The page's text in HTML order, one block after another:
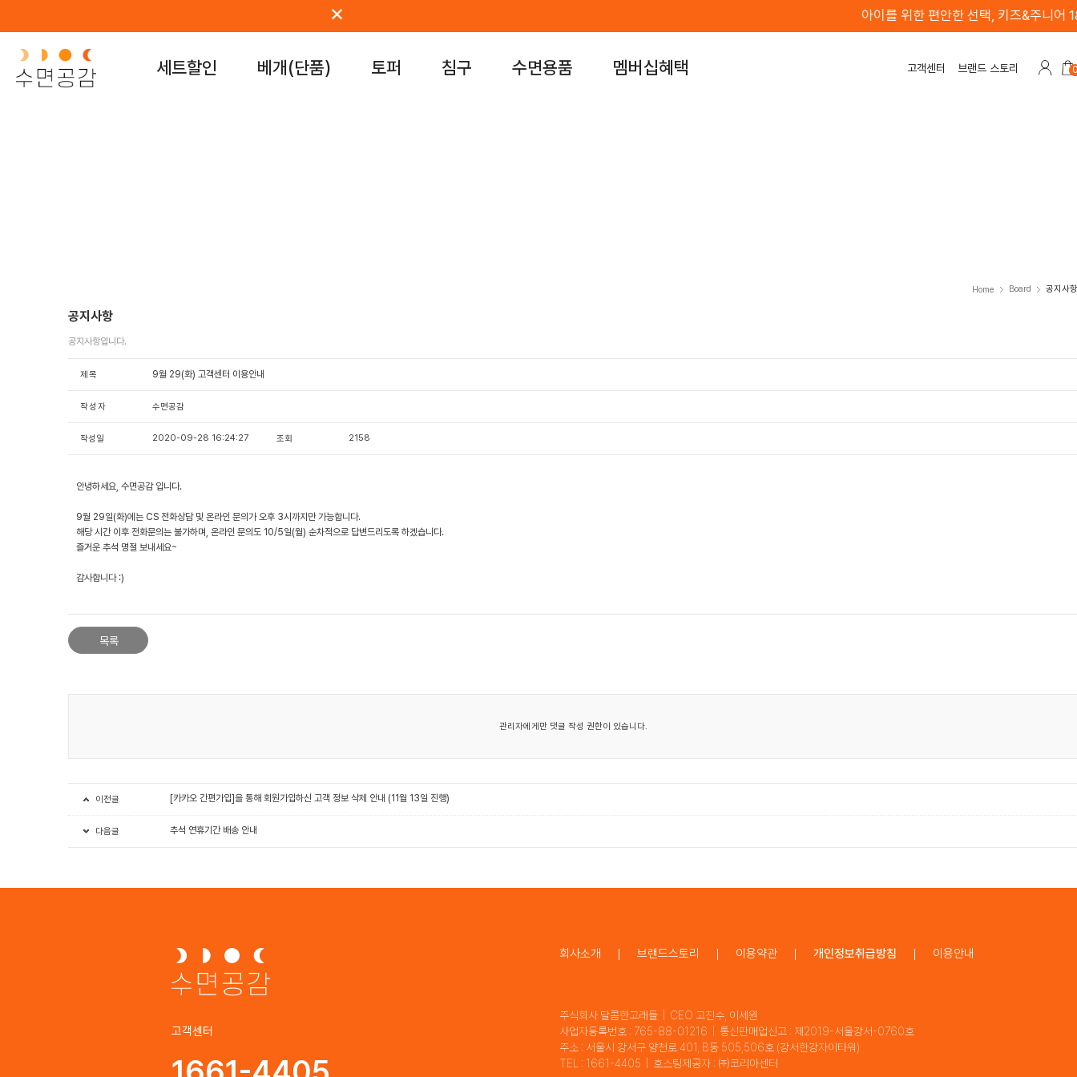
세트할인 베개(단품) 토퍼 침구 수면용품 멤버십혜택 고객센터 브랜드 스토리
Home Board 공지사항
공지사항
공지사항입니다.
제목 9월 29(화) 고객센터 이용안내
작성자 수면공감
작성일 2020-09-28 16:24:27 조회 2158
안녕하세요, 수면공감 입니다.
9월 29일(화)에는 CS 전화상담 및 온라인 문의가 오후 3시까지만 가능합니다.
해당 시간 이후 전화문의는 불가하며, 온라인 문의도 10/5일(월) 순차적으로 답변드리도록 하겠습니다.
즐거운 추석 명절 보내세요~
감사합니다 :)
목록
관리자에게만 댓글 작성 권한이 있습니다.
이전글 [카카오 간편가입]을 통해 회원가입하신 고객 정보 삭제 안내 (11월 13일 진행)
다음글 추석 연휴기간 배송 안내
고객센터
회사소개 브랜드스토리 이용약관 개인정보취급방침 이용안내
주식회사 달콤한고래들 | CEO 고진수, 이세원
사업자등록번호 : 765-88-01216 | 통신판매업신고 : 제2019-서울강서-0760호
주소 : 서울시 강서구 양천로 401, B동 505,506호 (강서한강자이타워)
TEL : 1661-4405 | 호스팅제공자 : ㈜코리아센터